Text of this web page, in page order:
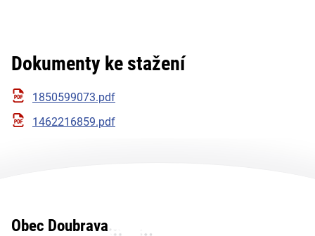
Dokumenty ke stažení
1850599073.pdf
1462216859.pdf
Obec Doubrava